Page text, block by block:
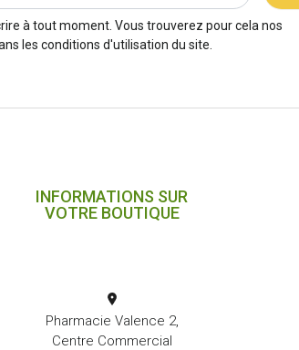
à tout moment. Vous trouverez pour cela nos
les conditions d'utilisation du site.
INFORMATIONS SUR
VOTRE BOUTIQUE
Pharmacie Valence 2,
Centre Commercial